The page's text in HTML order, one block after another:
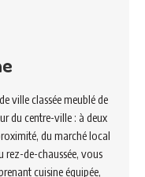
ville classée meublé de
du centre-ville : à deux
du marché local
rez-de-chaussée, vous
cuisine équipée,